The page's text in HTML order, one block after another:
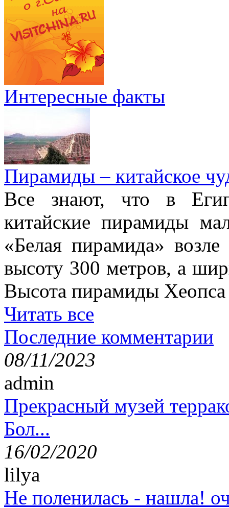
Интересные факты
Пирамиды – китайское
Все знают, что в
китайские пирамиды
«Белая пирамида»
высоту 300 метров, а
Высота пирамиды Хеопса
Читать все
Последние комментарии
08/11/2023
admin
Прекрасный музей
Бол...
16/02/2020
lilya
Не поленилась - нашла!